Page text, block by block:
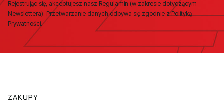
Rejestrując się, akceptujesz nasz Regulamin (w zakresie dotyczącym
Newslettera). Przetwarzanie danych odbywa się zgodnie z Polityką
Prywatności.
ZAKUPY